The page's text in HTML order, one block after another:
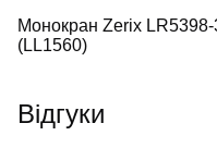
Монокран Zerix LR5398-3
(LL1560)
Відгуки